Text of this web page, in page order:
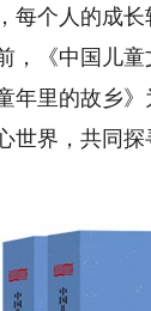
个人的成长
，《中国儿
年里的故乡
世界，共同